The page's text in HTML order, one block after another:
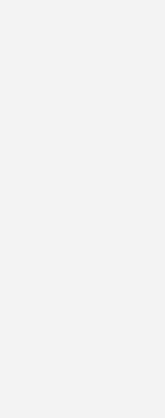
Falle eines von den Betreibern
wieder ins Spiel. Wo
speziellen
Energy abschließen, beginnt
Anlagentauschs. Dabei
Tochter das Risiko des
können noch
entscheiden, ob sie
sein wollen.
2019 knapp über 50 Prozent im
Stromvolumen
aufgrund des Zugewinns sehr
rund 45 Prozent
einen klaren
damit, in diesem Jahr den
zu lassen. Dafür dienen
zur Abnahme des Stroms
die Kraftwerkstochter auf
mit übernimmt. Diese PPA
Gigawattstunden
künftige Green Planet Energy
Anteil: Im April hatte